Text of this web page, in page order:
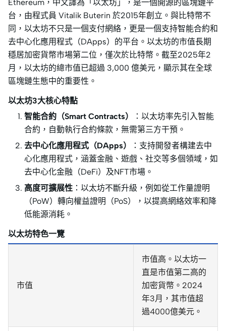
Ethereum，中文譯為「以太坊」，是一個開源的區塊鏈平
台，由程式員 Vitalik Buterin 於2015年創立。與比特幣不
同，以太坊不只是一個支付網絡，更是一個支持智能合約和
去中心化應用程式（DApps）的平台。以太坊的市值長期
穩居加密貨幣市場第二位，僅次於比特幣。截至2025年2
月，以太坊的總市值已超過 3,000 億美元，顯示其在全球
區塊鏈生態中的重要性。
以太坊3大核心特點
智能合約（Smart Contracts）
：以太坊率先引入智能
合約，自動執行合約條款，無需第三方干預。
去中心化應用程式（DApps）
：支持開發者構建去中
心化應用程式，涵蓋金融、遊戲、社交等多個領域，如
去中心化金融（DeFi）及NFT市場。
高度可擴展性 ：以太坊不斷升級，例如從工作量證明
（PoW）轉向權益證明（PoS），以提高網絡效率和降
低能源消耗。
以太坊特色一覽
市值
市值高。以太坊一
直是市值第二高的
加密貨幣。2024
年3月，其市值超
過4000億美元。